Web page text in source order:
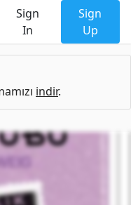
Sign
In
Sign
Up
indir.